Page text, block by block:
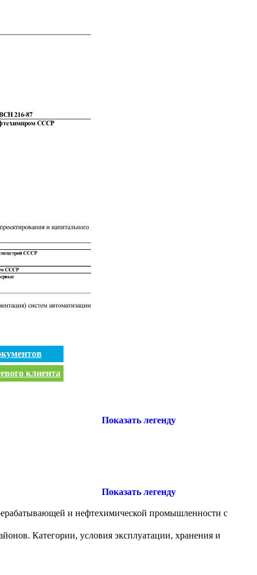
клиента
Показать легенду
Показать легенду
и нефтехимической промышленности с
Категории, условия эксплуатации, хранения и